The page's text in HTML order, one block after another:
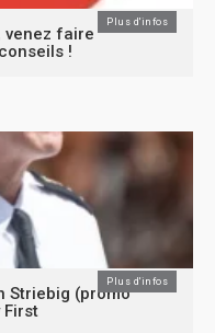
venez faire
!
Plus d'infos
Striebig (promo
First
Plus d'infos